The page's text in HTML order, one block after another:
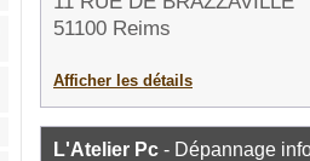
51100 Reims
Afficher les détails
L'Atelier Pc - Dépannage